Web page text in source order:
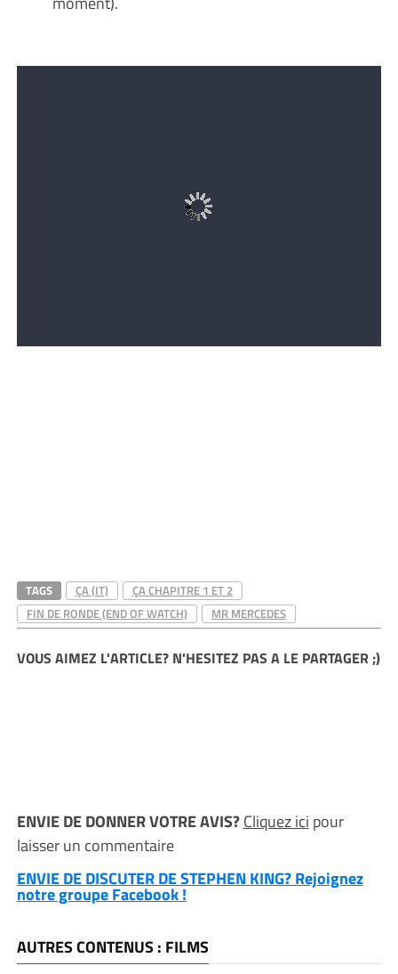
TAGS ÇA (IT)
ÇA CHAPITRE 1 ET 2
FIN DE RONDE (END OF WATCH)
MR MERCEDES
VOUS AIMEZ L'ARTICLE? N'HESITEZ PAS A LE PARTAGER ;)
ENVIE DE DONNER VOTRE AVIS?Cliquez ici pour
laisser un commentaire
ENVIE DE DISCUTER DE STEPHEN KING? Rejoignez
notre groupe Facebook !
AUTRES CONTENUS : FILMS